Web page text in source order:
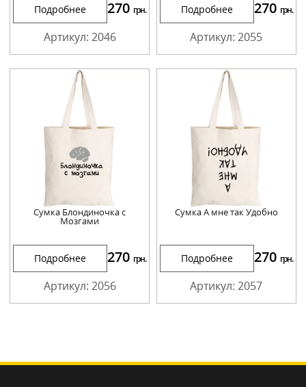
Подробнее 270 грн.
Артикул: 2046
Подробнее 270 грн.
Артикул: 2055
Сумка Блондиночка с
Мозгами
Подробнее 270 грн.
Артикул: 2056
Сумка А мне так Удобно
Подробнее 270 грн.
Артикул: 2057